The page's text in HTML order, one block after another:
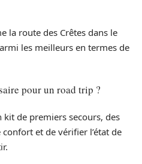
la route des Crêtes dans le
les meilleurs en termes de
pour un road trip ?
kit de premiers secours, des
et de vérifier l’état de